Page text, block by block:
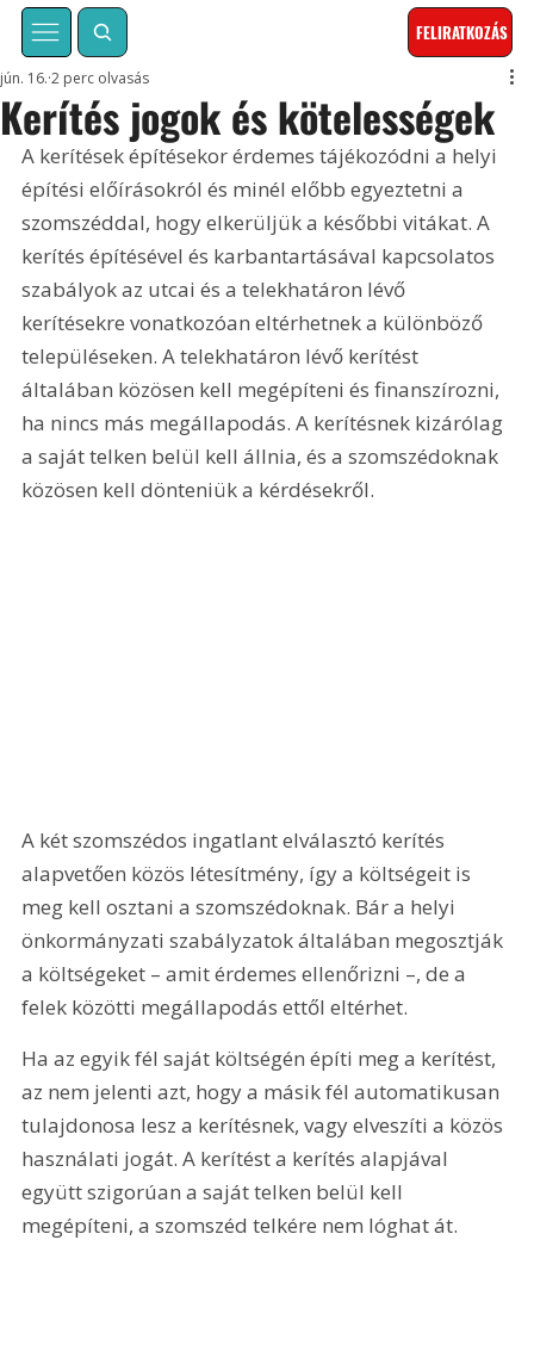
FELIRATKOZÁS
Kerítés jogok és kötelességek
jún. 16. 2 perc olvasás
A kerítések építésekor érdemes tájékozódni a helyi
építési előírásokról és minél előbb egyeztetni a
szomszéddal, hogy elkerüljük a későbbi vitákat. A
kerítés építésével és karbantartásával kapcsolatos
szabályok az utcai és a telekhatáron lévő
kerítésekre vonatkozóan eltérhetnek a különböző
településeken. A telekhatáron lévő kerítést
általában közösen kell megépíteni és finanszírozni,
ha nincs más megállapodás. A kerítésnek kizárólag
a saját telken belül kell állnia, és a szomszédoknak
közösen kell dönteniük a kérdésekről.
A két szomszédos ingatlant elválasztó kerítés
alapvetően közös létesítmény, így a költségeit is
meg kell osztani a szomszédoknak. Bár a helyi
önkormányzati szabályzatok általában megosztják
a költségeket – amit érdemes ellenőrizni –, de a
felek közötti megállapodás ettől eltérhet.
Ha az egyik fél saját költségén építi meg a kerítést,
az nem jelenti azt, hogy a másik fél automatikusan
tulajdonosa lesz a kerítésnek, vagy elveszíti a közös
használati jogát. A kerítést a kerítés alapjával
együtt szigorúan a saját telken belül kell
megépíteni, a szomszéd telkére nem lóghat át.